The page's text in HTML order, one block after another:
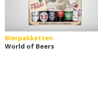
Bierpakketten
World of Beers